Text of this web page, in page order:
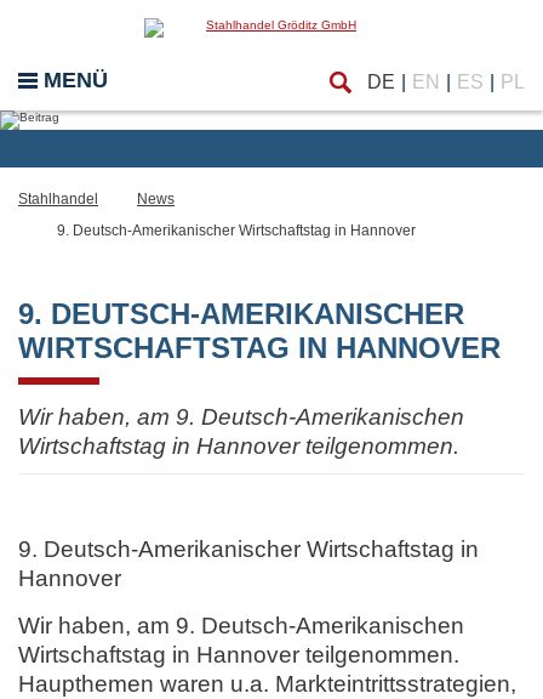
MENÜ DE EN ES PL
Stahlhandel
News
9. Deutsch-Amerikanischer Wirtschaftstag in Hannover
9. DEUTSCH-AMERIKANISCHER
WIRTSCHAFTSTAG IN HANNOVER
Wir haben, am 9. Deutsch-Amerikanischen
Wirtschaftstag in Hannover teilgenommen.
9. Deutsch-Amerikanischer Wirtschaftstag in
Hannover
Wir haben, am 9. Deutsch-Amerikanischen
Wirtschaftstag in Hannover teilgenommen.
Haupthemen waren u.a. Markteintrittsstrategien,